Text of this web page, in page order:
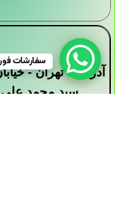
آدرس : تهران -
سید محمد علی
سفارشات